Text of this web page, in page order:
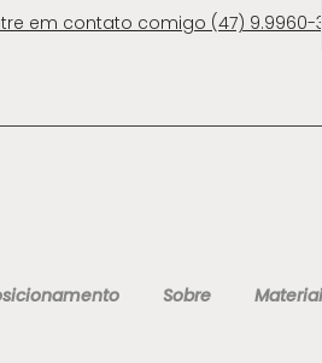
em contato comigo (47)
Sobre